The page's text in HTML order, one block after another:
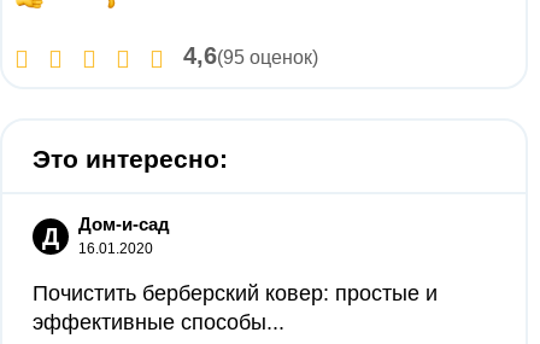
4,6(95 оценок)
Это интересно:
Д Дом-и-сад
16.01.2020
Почистить берберский ковер: простые и
эффективные способы...